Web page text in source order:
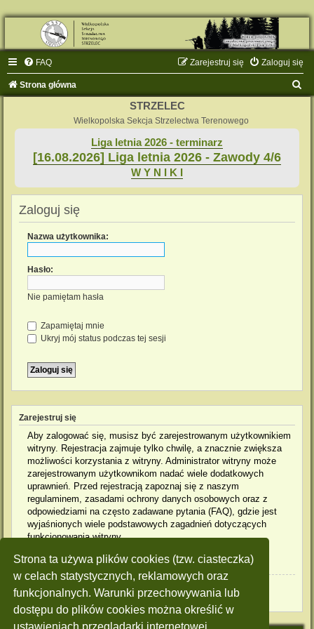
Strona ta używa plików cookies (tzw. ciasteczka)
w celach statystycznych, reklamowych oraz
funkcjonalnych. Warunki przechowywania lub
dostępu do plików cookies można określić w
ustawieniach przeglądarki internetowej.
FAQ Zaloguj się
Zarejestruj się
Strona główna
STRZELEC
Wielkopolska Sekcja Strzelectwa Terenowego
Liga letnia 2026 - terminarz
[16.08.2026] Liga letnia 2026 - Zawody 4/6
W Y N I K I
Zaloguj się
Nazwa użytkownika:
Hasło:
Nie pamiętam hasła
Zapamiętaj mnie
Ukryj mój status podczas tej sesji
Zarejestruj się
Aby zalogować się, musisz być zarejestrowanym użytkownikiem
witryny. Rejestracja zajmuje tylko chwilę, a znacznie zwiększa
możliwości korzystania z witryny. Administrator witryny może
zarejestrowanym użytkownikom nadać wiele dodatkowych
uprawnień. Przed rejestracją zapoznaj się z naszym
regulaminem, zasadami ochrony danych osobowych oraz z
odpowiedziami na często zadawane pytania (FAQ), gdzie jest
wyjaśnionych wiele podstawowych zagadnień dotyczących
funkcjonowania witryny.
Regulamin|Zasady ochrony danych osobowych
Zarejestruj się